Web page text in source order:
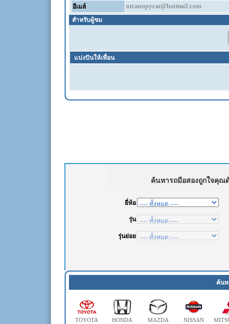
อีเมล์ nrcanopycar@hotmail.com
สำหรับผู้ชม
แบ่งปันให้เพื่อน
ค้น
TOYOTA HONDA MAZDA NISSAN